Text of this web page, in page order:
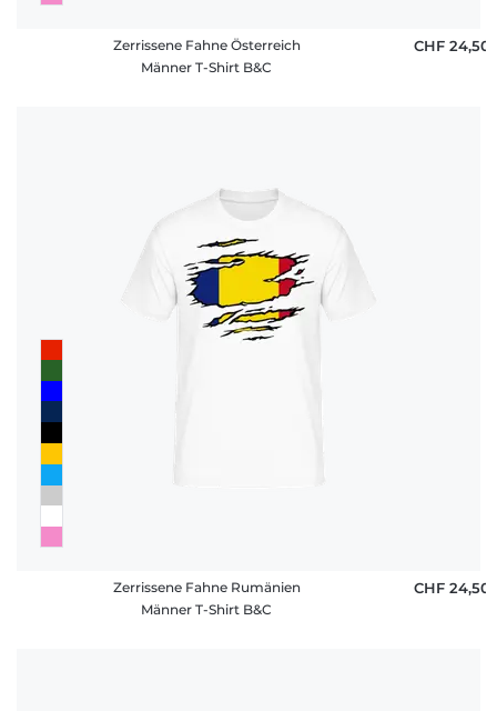
Zerrissene Fahne Österreich
Männer T-Shirt B&C
CHF 24,50
Zerrissene Fahne Rumänien
Männer T-Shirt B&C
CHF 24,50